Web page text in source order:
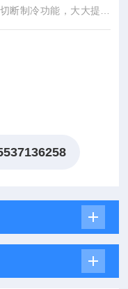
断制冷功能，大大提高
命，是新颖节能产品。